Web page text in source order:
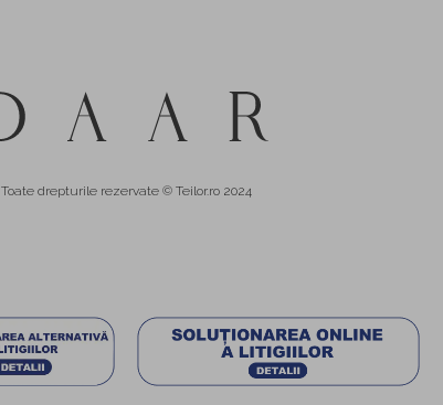
Toate drepturile rezervate © Teilor.ro 2024